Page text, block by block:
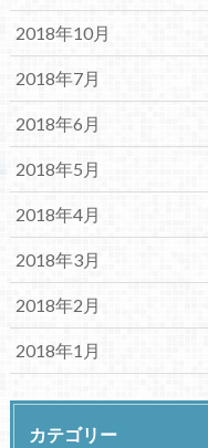
2018年10月
2018年7月
2018年6月
2018年5月
2018年4月
2018年3月
2018年2月
2018年1月
カテゴリー